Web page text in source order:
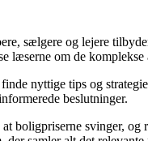
sælgere og lejere
læserne om de
nyttige tips og
beslutninger.
boligpriserne svinger, og